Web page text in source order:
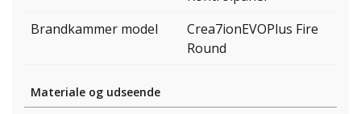
Brandkammer model
Crea7ionEVOPlus Fire
Round
Materiale og udseende